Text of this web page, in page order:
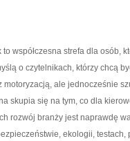
to współczesna strefa dla osób,
o czytelnikach, którzy chcą
motoryzacją, ale jednocześnie
skupia się na tym, co dla
rozwój branży jest naprawdę
ekologii,